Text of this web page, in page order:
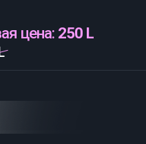
цена: 250 L